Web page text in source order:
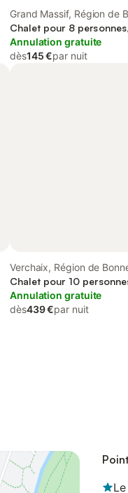
Grand Massif, Région de
Chalet pour 8
Annulation gratuite
dès145 €par nuit
Verchaix, Région de
Chalet pour 10
Annulation gratuite
dès439 €par nuit